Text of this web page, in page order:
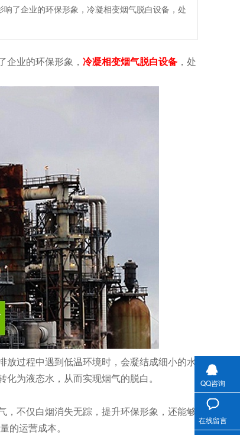
了企业的环保形象，冷凝相变烟气脱白设备，处
业的环保形象， 冷凝相变烟气脱白设备 ，处
过程中遇到低温环境时，会凝结成细小的水
为液态水，从而实现烟气的脱白。
，不仅白烟消失无踪，提升环保形象，还能够
的运营成本。
QQ咨询
在线留言